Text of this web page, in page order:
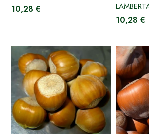
10,28 €
10,28 €